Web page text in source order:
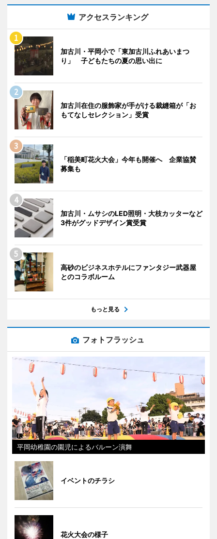
アクセスランキング
加古川・平岡小で「東加古川ふれあいまつ
り」 子どもたちの夏の思い出に
加古川在住の服飾家が手がける裁縫箱が「お
もてなしセレクション」受賞
「稲美町花火大会」今年も開催へ 企業協賛
募集も
加古川・ムサシのLED照明・大枝カッターなど
3件がグッドデザイン賞受賞
高砂のビジネスホテルにファンタジー武器屋
とのコラボルーム
もっと見る
フォトフラッシュ
平岡幼稚園の園児によるバルーン演舞
イベントのチラシ
花火大会の様子